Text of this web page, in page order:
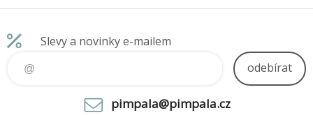
černá
Slevy a novinky e-mailem
odebírat
pimpala@pimpala.cz